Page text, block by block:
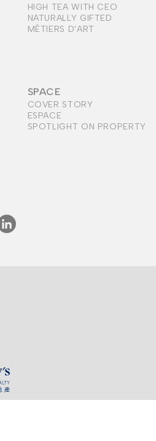
HIGH TEA WITH CEO
NATURALLY GIFTED
MÉTIERS D'ART
SPACE
COVER STORY
ESPACE
SPOTLIGHT ON PROPERTY